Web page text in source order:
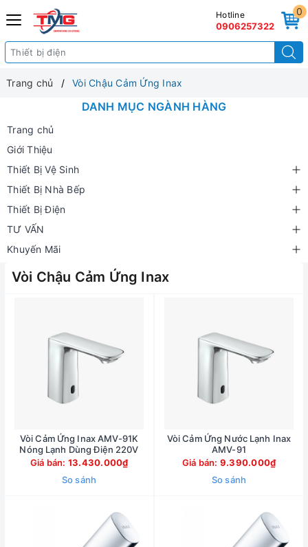
0
Hotline
0906257322
Trang chủ Vòi Chậu Cảm Ứng Inax
DANH MỤC NGÀNH HÀNG
Trang chủ
Giới Thiệu
Thiết Bị Vệ Sinh
Thiết Bị Nhà Bếp
Thiết Bị Điện
TƯ VẤN
Khuyến Mãi
Vòi Chậu Cảm Ứng Inax
Vòi Cảm Ứng Inax AMV-91K
Nóng Lạnh Dùng Điện 220V
Giá bán: 13.430.000₫
So sánh
Vòi Cảm Ứng Nước Lạnh Inax
AMV-91
Giá bán: 9.390.000₫
So sánh